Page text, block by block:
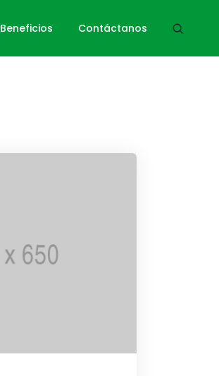
Beneficios Contáctanos
Home Logos